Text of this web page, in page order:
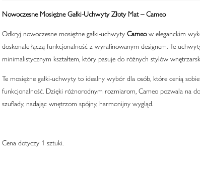
Nowoczesne Mosiężne Gałki-Uchwyty Złoty Mat – Cameo
Odkryj nowoczesne mosiężne gałki-uchwyty Cameow eleganckim
doskonale łączą funkcjonalność z wyrafinowanym designem. Te
minimalistycznym kształtem, który pasuje do różnych stylów
Te mosiężne gałki-uchwyty to idealny wybór dla osób, które cenią
funkcjonalność. Dzięki różnorodnym rozmiarom, Cameo pozwala na
szuflady, nadając wnętrzom spójny, harmonijny wygląd.
Cena dotyczy 1 sztuki.